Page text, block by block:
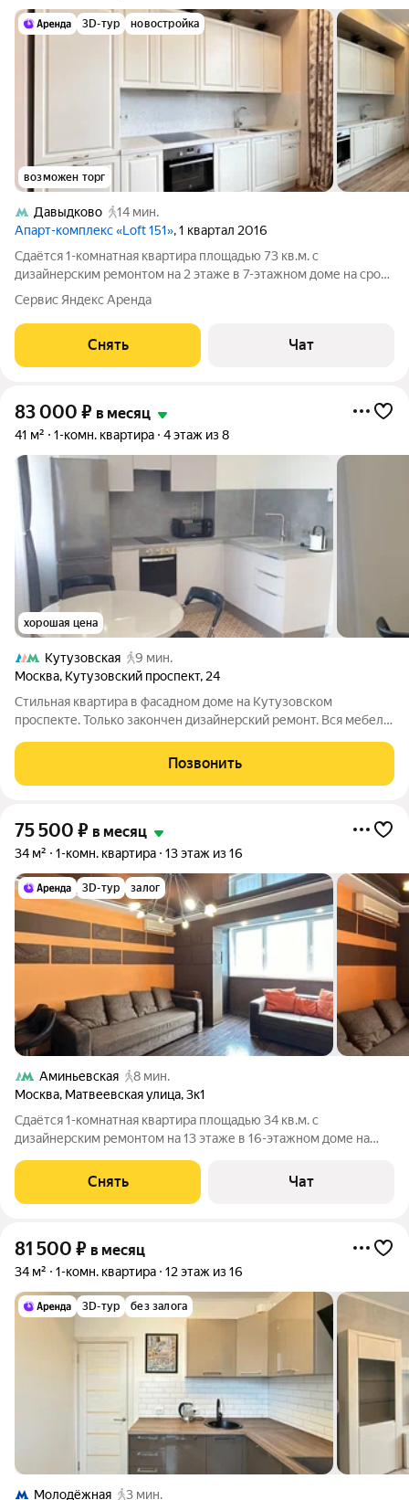
3D-тур новостройка
возможен торг
Давыдково
14 мин.
Апарт-комплекс «Loft 151», 1 квартал 2016
Сдаётся 1-комнатная квартира площадью 73 кв.м. с
дизайнерским ремонтом на 2 этаже в 7-этажном доме на срок
от 11 месяцев. Из техники есть: Духовой шкаф Стиральная
машина Холодильник Кондиционер Дом - монолитный, окна
выходят на улицу. Есть
Сервис Яндекс Аренда
Снять Чат
83 000 ₽ в месяц
41 м² 1-комн. квартира 4 этаж из 8
хорошая цена
Кутузовская
9 мин.
Москва, Кутузовский проспект, 24
Стильная квартира в фасадном доме на Кутузовском
проспекте. Только закончен дизайнерский ремонт. Вся мебель
Дорогие материалы и техника. Высокие потолки 3,1м. Окна на
проспект, но хорошие
Позвонить
75 500 ₽ в месяц
34 м² 1-комн. квартира 13 этаж из 16
3D-тур залог
Аминьевская
8 мин.
Москва, Матвеевская улица,3к1
Сдаётся 1-комнатная квартира площадью 34 кв.м. с
дизайнерским ремонтом на 13 этаже в 16-этажном доме на
Стиральная машина Холодильник Кондиционер Бойлер Дом -
панельный, окна выходят
Снять Чат
81 500 ₽ в месяц
34 м² 1-комн. квартира 12 этаж из 16
3D-тур без залога
Молодёжная 3 мин.